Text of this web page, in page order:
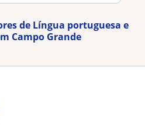
de Língua portuguesa e
Campo Grande